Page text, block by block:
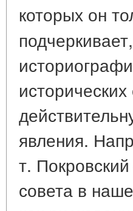
которых он
явления.
т.
совета в